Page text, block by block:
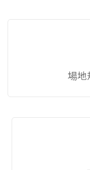
場地